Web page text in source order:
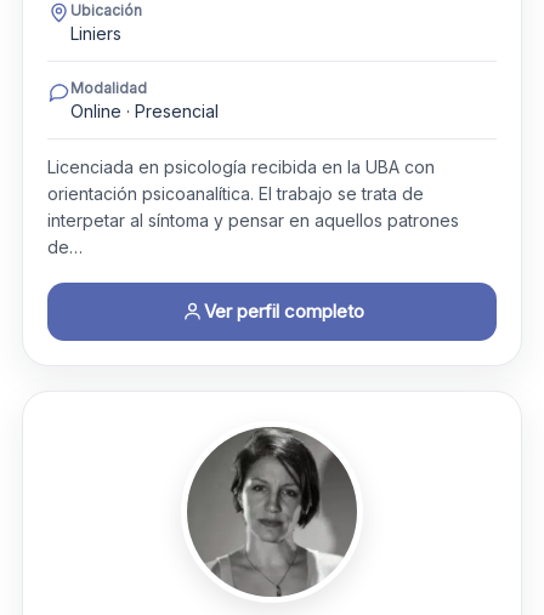
Ubicación
Liniers
Modalidad
Online · Presencial
Licenciada en psicología recibida en la UBA con
orientación psicoanalítica. El trabajo se trata de
interpetar al síntoma y pensar en aquellos patrones
de…
Ver perfil completo